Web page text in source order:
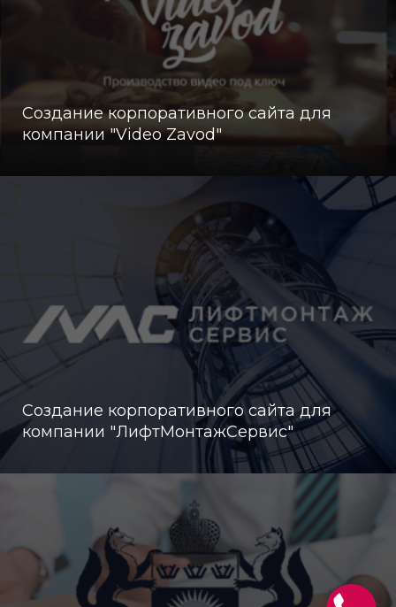
Создание корпоративного сайта для
компании "Video Zavod"
Создание корпоративного сайта для
компании "ЛифтМонтажСервис"